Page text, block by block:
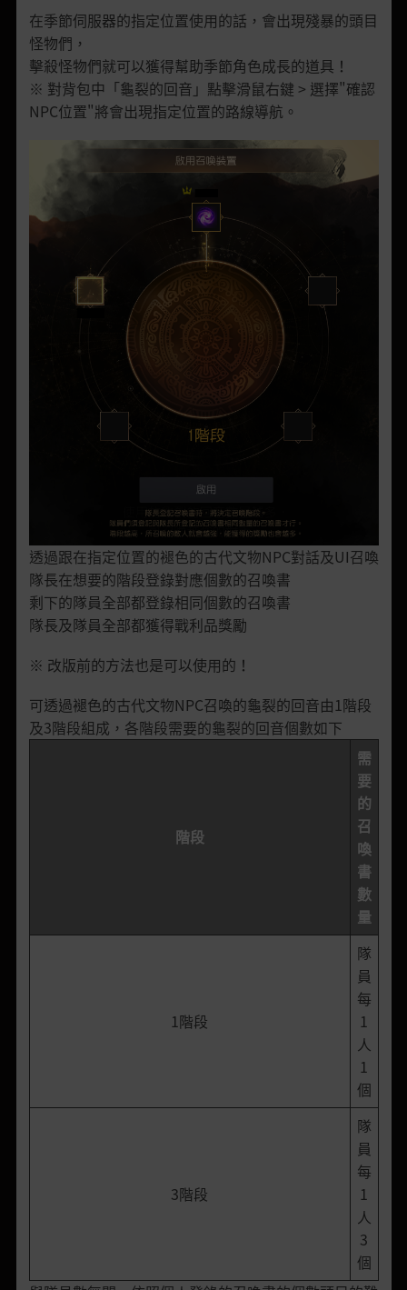
在季節伺服器的指定位置使用的話，會出現殘暴的頭目
怪物們，
擊殺怪物們就可以獲得幫助季節角色成長的道具！
※ 對背包中「龜裂的回音」點擊滑鼠右鍵 > 選擇"確認
NPC位置"將會出現指定位置的路線導航。
透過跟在指定位置的褪色的古代文物NPC對話及UI召喚
隊長在想要的階段登錄對應個數的召喚書
剩下的隊員全部都登錄相同個數的召喚書
隊長及隊員全部都獲得戰利品獎勵
※ 改版前的方法也是可以使用的！
可透過褪色的古代文物NPC召喚的龜裂的回音由1階段
及3階段組成，各階段需要的龜裂的回音個數如下
階段
需
要
的
召
喚
書
數
量
1階段
隊
員
每
1
人
1
個
3階段
隊
員
每
1
人
3
個